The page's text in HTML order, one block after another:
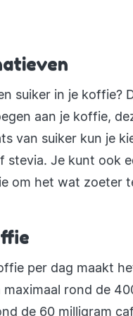
suiker in je koffie?
aan je koffie,
van suiker kun je
stevia. Je kunt ook
om het wat zoeter
per dag maakt
rond de
de 60 milligram